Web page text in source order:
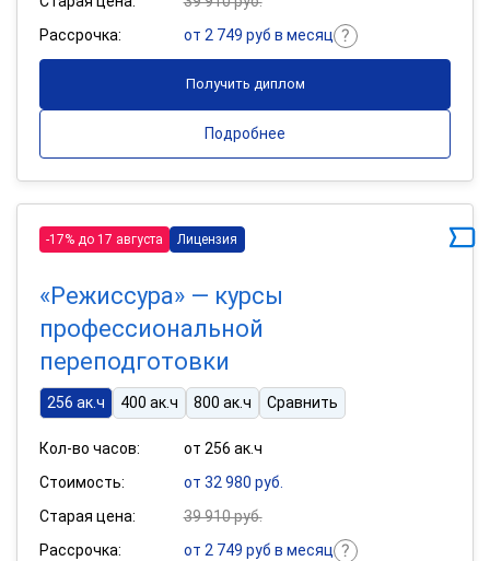
Рассрочка:
от 2 749 руб в месяц
Получить диплом
Подробнее
-17% до 17 августа Лицензия
«Режиссура» — курсы
профессиональной
переподготовки
256 ак.ч 400 ак.ч 800 ак.ч Сравнить
Кол-во часов:
от 256 ак.ч
Стоимость:
от 32 980 руб.
Старая цена:
39 910 руб.
Рассрочка:
от 2 749 руб в месяц